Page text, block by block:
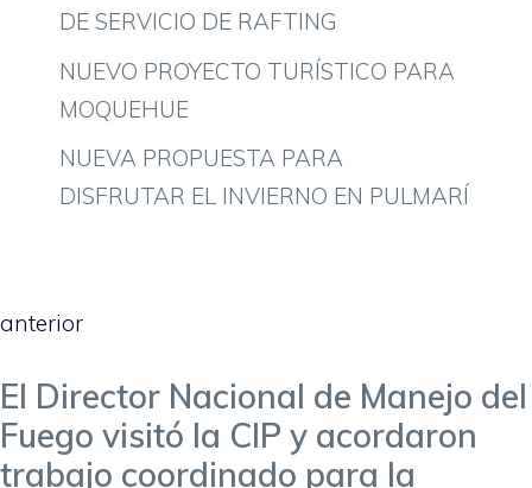
DE SERVICIO DE RAFTING
NUEVO PROYECTO TURÍSTICO PARA
MOQUEHUE
NUEVA PROPUESTA PARA
DISFRUTAR EL INVIERNO EN PULMARÍ
anterior
El Director Nacional de Manejo del
Fuego visitó la CIP y acordaron
trabajo coordinado para la